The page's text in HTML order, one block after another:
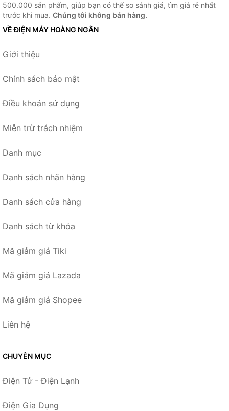
500.000 sản phẩm, giúp bạn có thể so sánh giá, tìm giá rẻ nhất
trước khi mua. Chúng tôi không bán hàng.
VỀ ĐIỆN MÁY HOÀNG NGÂN
Giới thiệu
Chính sách bảo mật
Điều khoản sử dụng
Miễn trừ trách nhiệm
Danh mục
Danh sách nhãn hàng
Danh sách cửa hàng
Danh sách từ khóa
Mã giảm giá Tiki
Mã giảm giá Lazada
Mã giảm giá Shopee
Liên hệ
CHUYÊN MỤC
Điện Tử - Điện Lạnh
Điện Gia Dụng